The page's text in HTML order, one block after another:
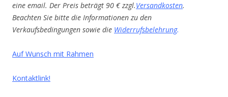
eine email. Der Preis beträgt 90 € zzgl.Versandkosten.
Beachten Sie bitte die Informationen zu den
Verkaufsbedingungen sowie die Widerrufsbelehrung.
Auf Wunsch mit Rahmen
Kontaktlink!